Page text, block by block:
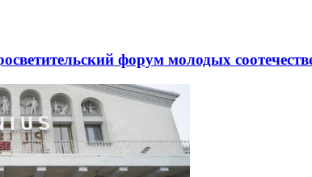
форум молодых